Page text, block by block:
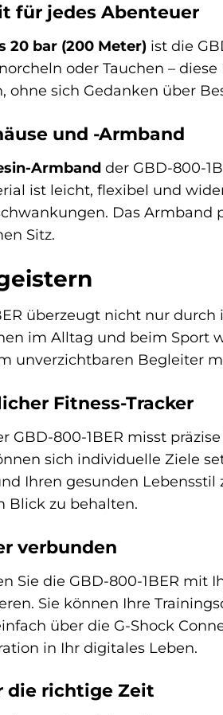
für jedes Abenteuer
20 bar (200 Meter)ist die
oder Tauchen –
ohne sich Gedanken über
und -Armband
Armbandder GBD-800-
ist leicht, flexibel und
Das
Sitz.
überzeugt nicht nur
im Alltag und beim Sport
unverzichtbaren Begleiter
Fitness-Tracker
GBD-800-1BER misst
sich individuelle Ziele
Ihren gesunden Lebensstil
Blick zu behalten.
verbunden
Sie die GBD-800-1BER mit
Sie können Ihre
über die G-Shock
in Ihr digitales Leben.
die richtige Zeit